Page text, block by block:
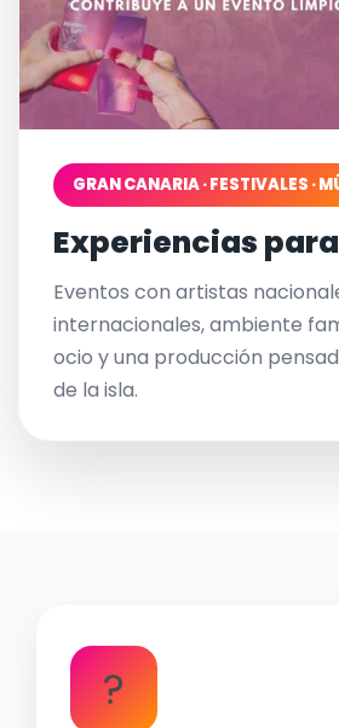
GRAN CANARIA · FESTIVALES ·
Experiencias
Eventos con artistas
internacionales, ambiente
ocio y una producción
de la isla.
?